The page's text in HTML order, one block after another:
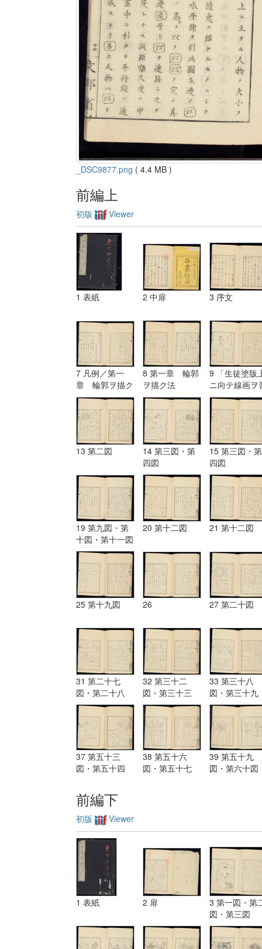
_DSC9877.png ( 4.4 MB )
前編上
初版 Viewer
1 表紙 2 中扉 3 序文
7 凡例／第一
章 輪郭ヲ描ク
法
8 第一章 輪郭
ヲ描ク法
9 「生徒塗版
ニ向テ線画ヲ
フ図」
13 第二図
14 第三図・第
四図
15 第三図・第
四図
19 第九図・第
十図・第十一図
20 第十二図 21 第十二図
25 第十九図 26 27 第二十図
31 第二十七
図・第二十八
図・第二十九
図・第三十図・
第三十一図
32 第三十二
図・第三十三
図・第三十四
図・第三十五
図・第三十六
図・第三十七図
33 第三十八
図・第三十九
図・第四十図
第四十一図・
四十二図・
37 第五十三
図・第五十四
38 第五十六
図・第五十七
39 第五十九
図・第六十図
前編下
初版 Viewer
1 表紙 2 扉
3 第一図・第
図・第三図